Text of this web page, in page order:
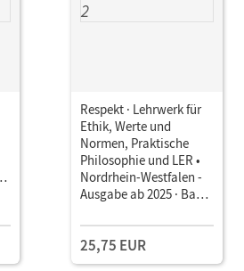
Respekt · Lehrwerk für
Ethik, Werte und
Normen, Praktische
Philosophie und LER •
Nordrhein-Westfalen -
Ausgabe ab 2025 · Band
digitalen Medien
25,75 EUR